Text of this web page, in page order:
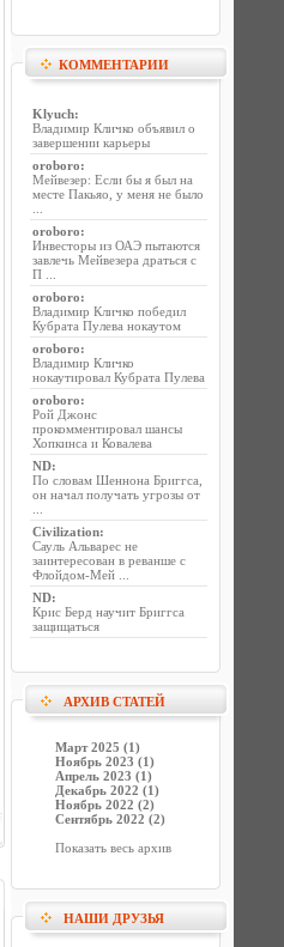
КОММЕНТАРИИ
Klyuch:
Владимир Кличко объявил о
завершении карьеры
oroboro:
Мейвезер: Если бы я был на
месте Пакьяо, у меня не было
oroboro:
Инвесторы из ОАЭ пытаются
завлечь Мейвезера драться с
П ...
oroboro:
Владимир Кличко победил
Кубрата Пулева нокаутом
oroboro:
Владимир Кличко
нокаутировал Кубрата Пулева
oroboro:
Рой Джонс
прокомментировал шансы
Хопкинса и Ковалева
ND:
По словам Шеннона Бриггса,
он начал получать угрозы от
Civilization:
Сауль Альварес не
заинтересован в реванше с
Флойдом-Мей ...
ND:
Крис Берд научит Бриггса
защищаться
АРХИВ СТАТЕЙ
Март 2025 (1)
Ноябрь 2023 (1)
Апрель 2023 (1)
Декабрь 2022 (1)
Ноябрь 2022 (2)
Сентябрь 2022 (2)
Показать весь архив
НАШИ ДРУЗЬЯ